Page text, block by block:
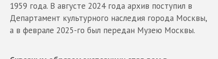
1959 года. В августе 2024 года архив поступил в
Департамент культурного наследия города Москвы,
а в феврале 2025-го был передан Музею Москвы.